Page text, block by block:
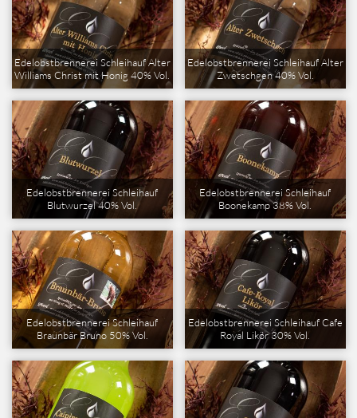
Edelobstbrennerei Schleihauf Alter
Williams Christ mit Honig 40% Vol.
Edelobstbrennerei Schleihauf Alter
Zwetschgen 40% Vol.
Edelobstbrennerei Schleihauf
Blutwurzel 40% Vol.
Edelobstbrennerei Schleihauf
Boonekamp 38% Vol.
Edelobstbrennerei Schleihauf
Braunbär Bruno 50% Vol.
Edelobstbrennerei Schleihauf Cafe
Royal Likör 30% Vol.